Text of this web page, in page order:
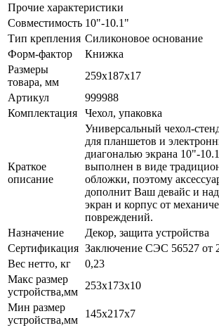
Прочие характеристики
Совместимость 10"-10.1"
Тип крепления Силиконовое основание
Форм-фактор
Книжка
Размеры
товара, мм
259х187x17
Артикул
999988
Комплектация
Чехол, упаковка
Краткое
описание
Универсальный чехол-
для планшетов и
диагональю экрана 10"-
выполнен в виде
обложки, поэтому
дополнит Ваш девайс и
экран и корпус от
повреждений.
Назначение
Декор, защита устройства
Сертификация Заключение СЭС 56527 от
Вес нетто, кг
0,23
Макс размер
устройства,мм
253х173x10
Мин размер
устройства,мм
145x217x7